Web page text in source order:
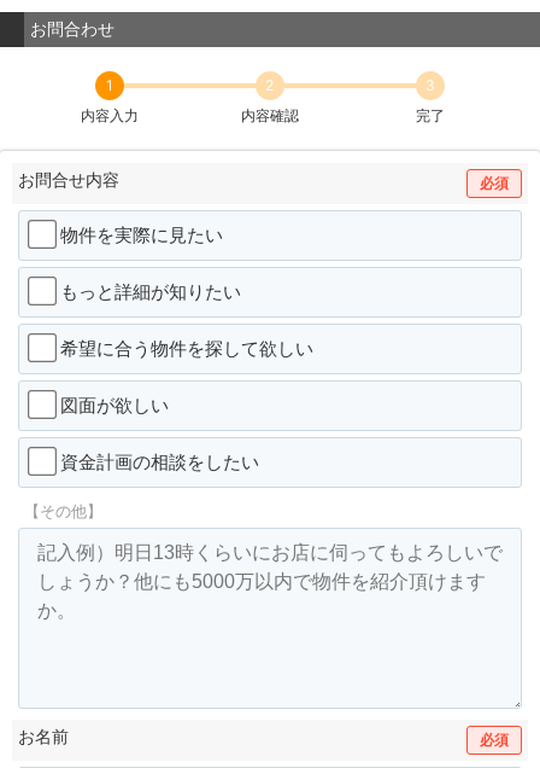
お問合わせ
1
内容入力
2
内容確認
3
完了
お問合せ内容 必須
物件を実際に見たい
もっと詳細が知りたい
希望に合う物件を探して欲しい
図面が欲しい
資金計画の相談をしたい
【その他】
お名前 必須